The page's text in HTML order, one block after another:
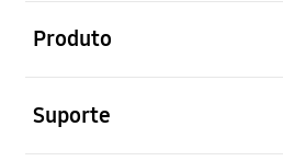
Produto
Suporte